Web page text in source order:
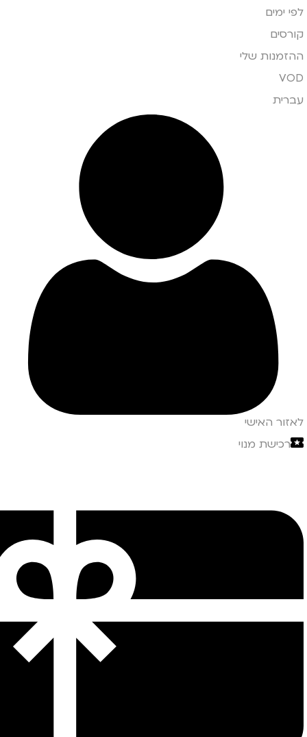
לפי ימים
קורסים
ההזמנות שלי
VOD
עברית
לאזור האישי
רכישת מנוי